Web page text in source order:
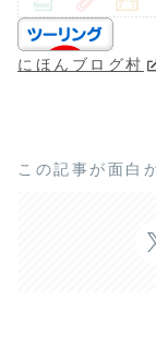
にほんブログ村
この記事が面白